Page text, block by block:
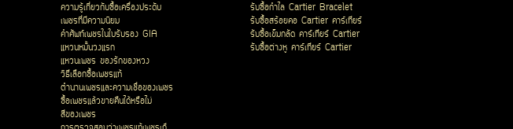
ความรู้เกี่ยวกับซื้อเครื่องประดับ
เพชรที่มีความนิยม
คำศัพท์เพชรในใบรับรอง GIA
แหวนหมั้นวงแรก
แหวนเพชร ของรักของหวง
วิธีเลือกซื้อเพชรแท้
ตำนานเพชรและความเชื่อของเพชร
ซื้อเพชรแล้วขายคืนได้หรือไม่
สีของเพชร
รับซื้อกำไล Cartier Bracelet
รับซื้อสร้อยคอ Cartier คาร์เทียร์
รับซื้อเข็มกลัด คาร์เทียร์ Cartier
รับซื้อต่างหู คาร์เทียร์ Cartier